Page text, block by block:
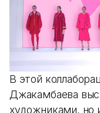
В этой
Джакамбаева
художниками, но